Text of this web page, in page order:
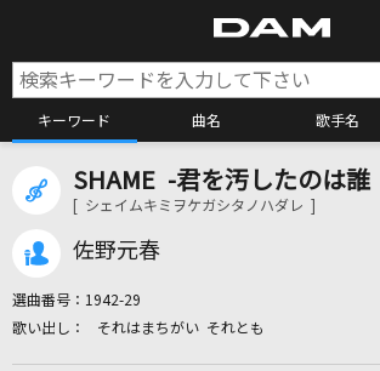
キーワード 曲名 歌手名
カラオケ検索
SHAME -君を汚したのは誰
[ シェイムキミヲケガシタノハダレ ]
佐野元春
選曲番号： 1942-29
それはまちがい それとも